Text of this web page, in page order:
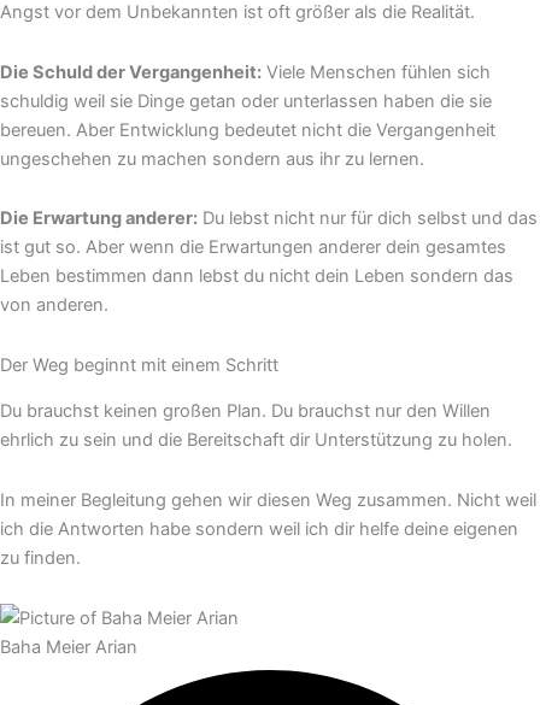
Angst vor dem Unbekannten ist oft größer als die Realität.
Die Schuld der Vergangenheit: Viele Menschen fühlen sich
schuldig weil sie Dinge getan oder unterlassen haben die sie
bereuen. Aber Entwicklung bedeutet nicht die Vergangenheit
ungeschehen zu machen sondern aus ihr zu lernen.
Die Erwartung anderer: Du lebst nicht nur für dich selbst und das
ist gut so. Aber wenn die Erwartungen anderer dein gesamtes
Leben bestimmen dann lebst du nicht dein Leben sondern das
von anderen.
Der Weg beginnt mit einem Schritt
Du brauchst keinen großen Plan. Du brauchst nur den Willen
ehrlich zu sein und die Bereitschaft dir Unterstützung zu holen.
In meiner Begleitung gehen wir diesen Weg zusammen. Nicht weil
ich die Antworten habe sondern weil ich dir helfe deine eigenen
zu finden.
Baha Meier Arian